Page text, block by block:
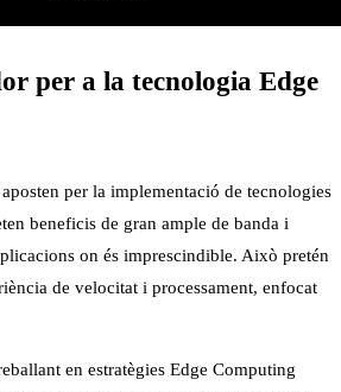
per a la tecnologia Edge
per la implementació de tecnologies
beneficis de gran ample de banda i
on és imprescindible. Això pretén
de velocitat i processament, enfocat
en estratègies Edge Computing